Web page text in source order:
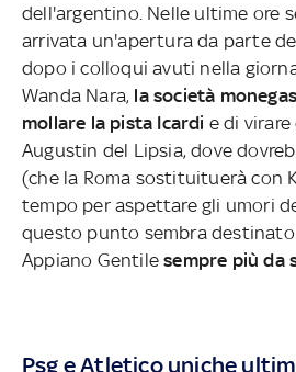
dell'argentino. Nelle ultime ore
arrivata un'apertura da parte
dopo i colloqui avuti nella
Wanda Nara, la società
mollare la pista Icardi e di
Augustin del Lipsia, dove
(che la Roma sostituituerà con
tempo per aspettare gli umori
questo punto sembra destinato
Appiano Gentilesempre più da
Psg e Atletico uniche